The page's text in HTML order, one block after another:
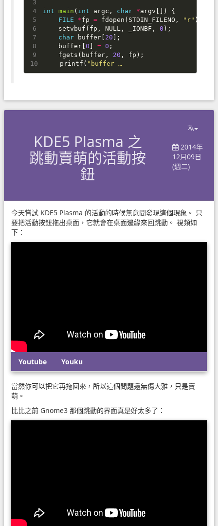
int main ( int argc , char *argv [])
{
FILE
*fp = fdopen ( STDIN_FILENO , "r" );
setvbuf ( fp , NULL , _IONBF , 0 );
char
buffer 20 ];
buffer 0 = 0 ;
fgets ( buffer , 20 , fp );
printf ( "buffer …
KDE5 Plasma 之
跳動賣萌的活動按
鈕
2014年
12月09日
(週二)
今天嘗試 KDE5 Plasma 的活動的時候無意間發現這個現象。 只
要把活動按鈕拖出桌面，它就會在桌面邊緣來回跳動。 視頻如
下：
Youtube Youku
當然你可以把它再拖回來，所以這個問題還無傷大雅，只是賣
萌。
比比之前 Gnome3 那個跳動的界面真是好太多了：